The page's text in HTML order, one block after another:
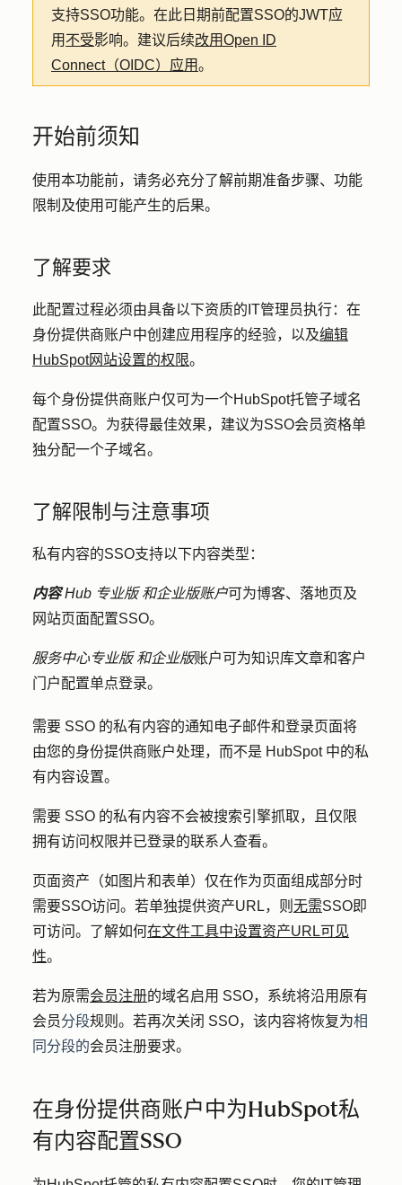
支持SSO功能。在此日期前配置SSO的JWT应
用 不受影响。建议后续改用Open ID
Connect（OIDC）应用。
开始前须知
使用本功能前，请务必充分了解前期准备步骤、功能
限制及使用可能产生的后果。
了解要求
此配置过程必须由具备以下资质的IT管理员执行：在
身份提供商账户中创建应用程序的经验，以及编辑
HubSpot网站设置的权限。
每个身份提供商账户仅可为一个HubSpot托管子域名
配置SSO。为获得最佳效果，建议为SSO会员资格单
独分配一个子域名。
了解限制与注意事项
私有内容的SSO支持以下内容类型：
内容Hub 专业版 和企业版账户可为博客、落地页及
网站页面配置SSO。
服务中心专业版 和企业版账户可为知识库文章和客户
门户配置单点登录。
需要 SSO 的私有内容的通知电子邮件和登录页面将
由您的身份提供商账户处理，而不是 HubSpot 中的私
有内容设置。
需要 SSO 的私有内容不会被搜索引擎抓取，且仅限
拥有访问权限并已登录的联系人查看。
页面资产（如图片和表单）仅在作为页面组成部分时
需要SSO访问。若单独提供资产URL，则 无需SSO即
可访问。了解如何在文件工具中设置资产URL可见
性。
若为原需会员注册的域名启用 SSO，系统将沿用原有
会员分段规则。若再次关闭 SSO，该内容将恢复为相
同分段的会员注册要求。
在身份提供商账户中为HubSpot私
有内容配置SSO